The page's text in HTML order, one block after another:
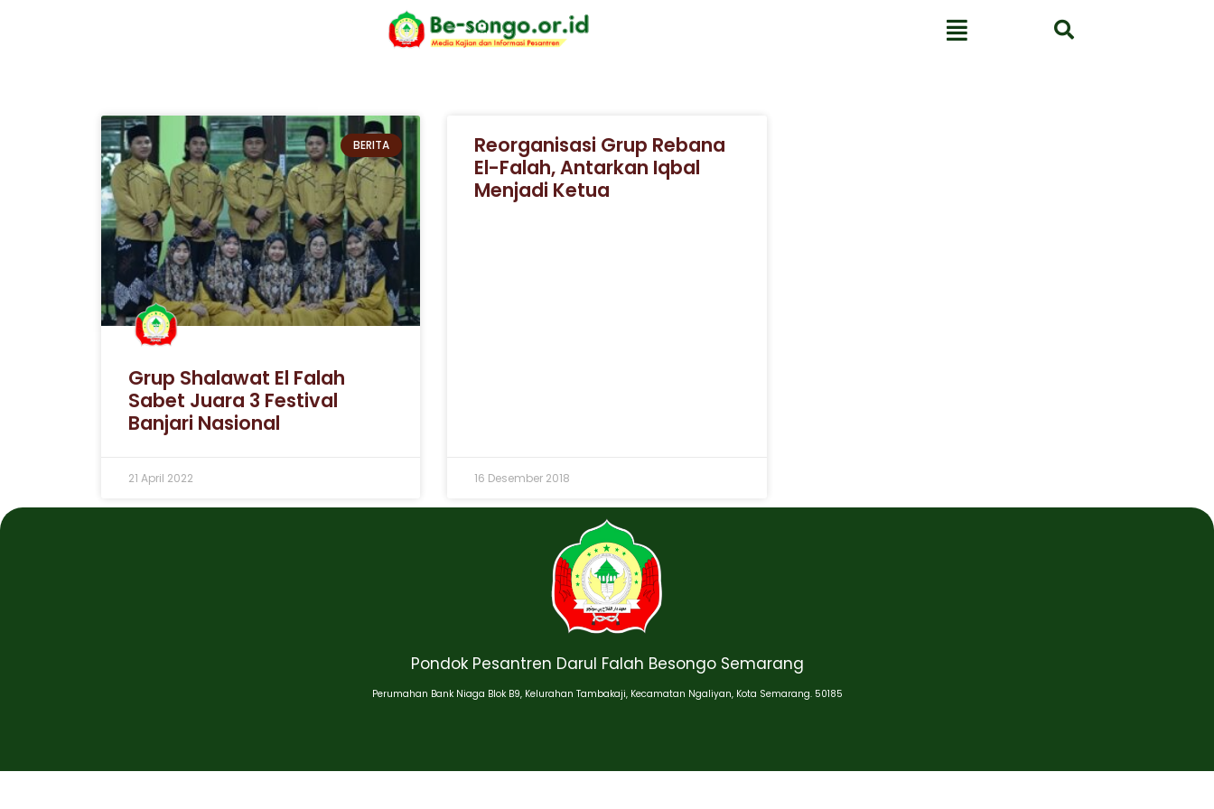
BERITA
Grup Shalawat El Falah
Sabet Juara 3 Festival
Banjari Nasional
21 April 2022
Reorganisasi Grup Rebana
El-Falah, Antarkan Iqbal
Menjadi Ketua
16 Desember 2018
Pondok Pesantren Darul Falah Besongo Semarang
Perumahan Bank Niaga Blok B9, Kelurahan Tambakaji, Kecamatan Ngaliyan, Kota Semarang. 50185